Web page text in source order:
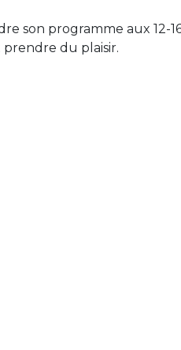
son programme aux 12-
du plaisir.